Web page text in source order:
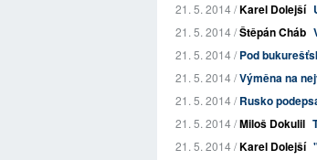
21. 5. 2014 /Karel Dolejší
21. 5. 2014 /Štěpán Cháb
21. 5. 2014 /Pod
21. 5. 2014 /Výměna na
21. 5. 2014 /Rusko
21. 5. 2014 /Miloš Dokulil
21. 5. 2014 /Karel Dolejší